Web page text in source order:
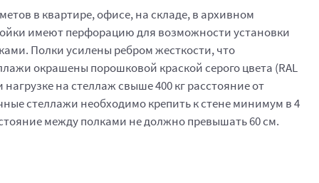
в квартире, офисе, на складе, в архивном
имеют перфорацию для возможности установки
Полки усилены ребром жесткости, что
окрашены порошковой краской серого цвета (RAL
на стеллаж свыше 400 кг расстояние от
стеллажи необходимо крепить к стене минимум в 4
между полками не должно превышать 60 см.